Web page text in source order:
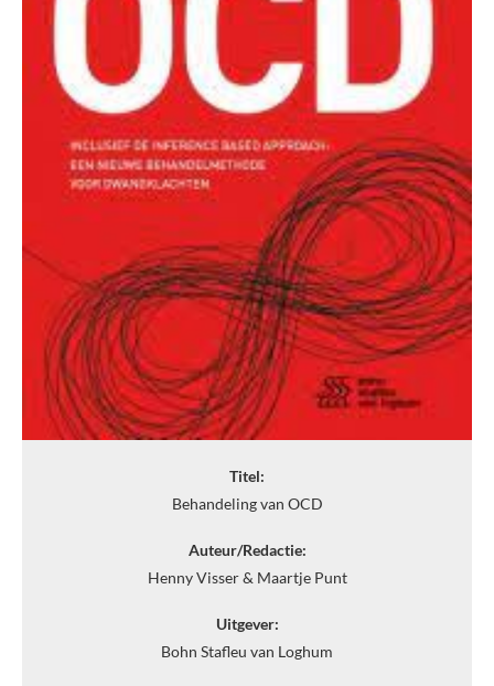
Titel:
Behandeling van OCD
Auteur/Redactie:
Henny Visser & Maartje Punt
Uitgever:
Bohn Stafleu van Loghum